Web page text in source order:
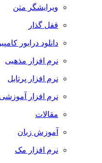
ویرایشگر متن
قفل گذار
دانلود درایور
نرم افزار مذهبی
نرم افزار پرتابل
نرم افزار آموزشی
مقالات
آموزش زبان
نرم افزار مک